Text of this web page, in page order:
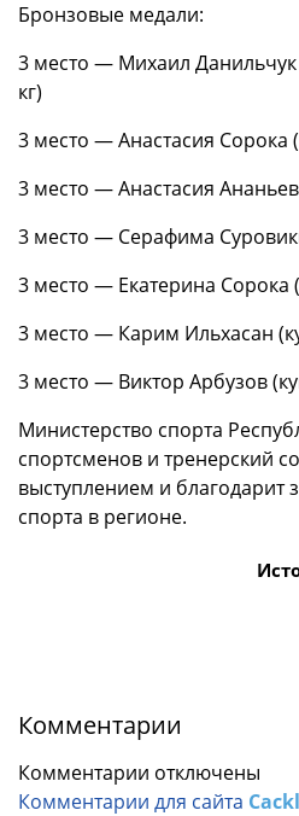
Бронзовые медали:
3 место — Михаил Данильчук
кг)
3 место — Анастасия Сорока
3 место — Анастасия
3 место — Серафима
3 место — Екатерина Сорока
3 место — Карим Ильхасан
3 место — Виктор Арбузов
Министерство спорта
спортсменов и тренерский
выступлением и благодарит
спорта в регионе.
Комментарии
Комментарии отключены
Комментарии для сайта Cackl